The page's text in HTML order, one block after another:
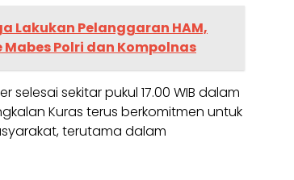
Lakukan Pelanggaran HAM,
Polri dan Kompolnas
sekitar pukul 17.00 WIB dalam
Kuras terus berkomitmen untuk
terutama dalam